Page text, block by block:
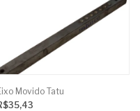
Movido Tatu